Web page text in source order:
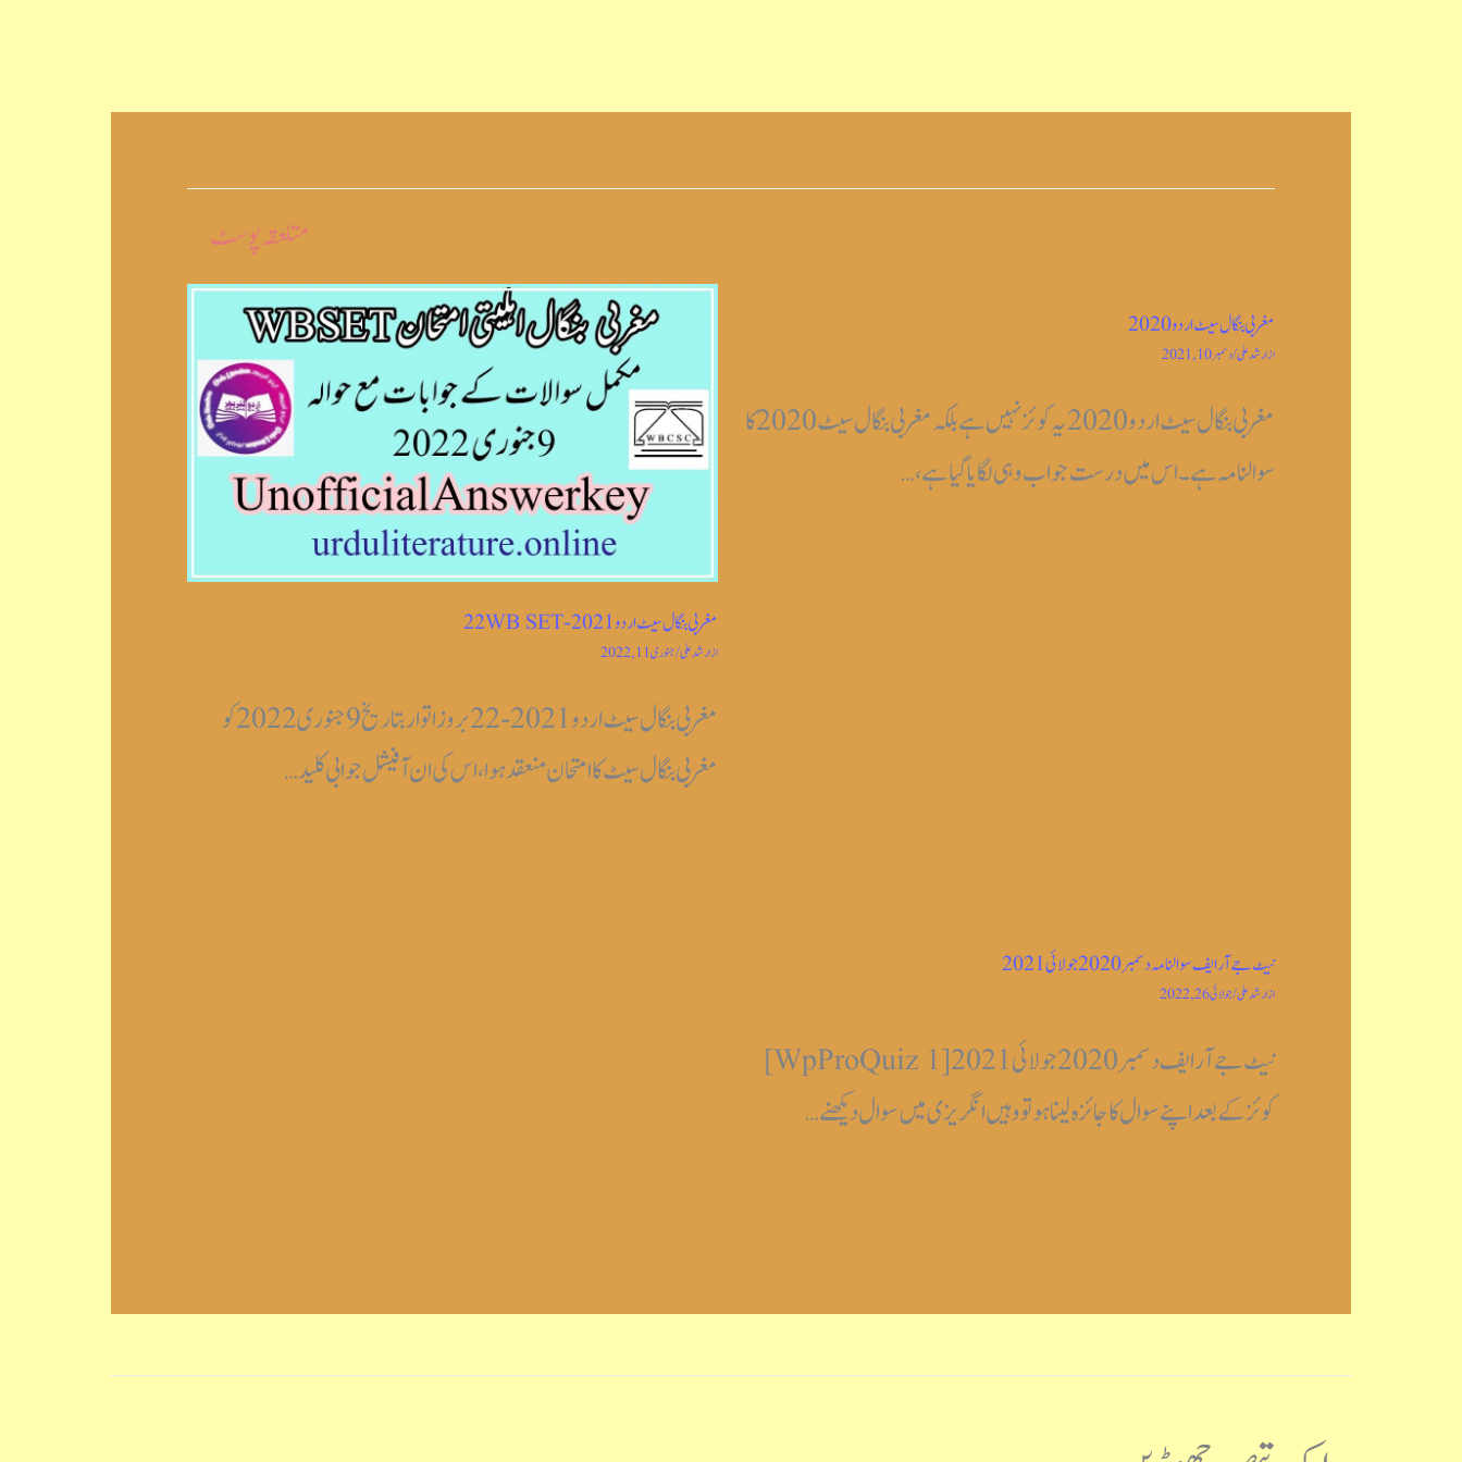
متلعقہ پوسٹ
مغربی بنگال سیٹ اردو 2020
ازارشد علی/دسمبر 10, 2021
مغربی بنگال سیٹ اردو 2020 یہ کوئز نہیں ہے بلکہ مغربی بنگال سیٹ 2020 کا
سوالنامہ ہے۔ اس میں درست جواب وہی لگایا گیا ہے،…
مغربی بنگال سیٹ اردو 2021-22WB SET
ازارشد علی/جنوری 11, 2022
مغربی بنگال سیٹ اردو 2021-22 بروز اتوار بتاریخ 9 جنوری 2022 کو
مغربی بنگال سیٹ کا امتحان منعقد ہوا، اس کی ان آفیشل جوابی کلید…
نیٹ جے آر ایف سوالنامہ دسمبر 2020 جولائی 2021
ازارشد علی/جولائی 26, 2022
نیٹ جے آر ایف دسمبر 2020 جولائی 2021 [WpProQuiz 1]
کوئز کے بعد اپنے سوال کا جائزہ لینا ہو تو وہیں انگریزی میں سوال دیکھنے…